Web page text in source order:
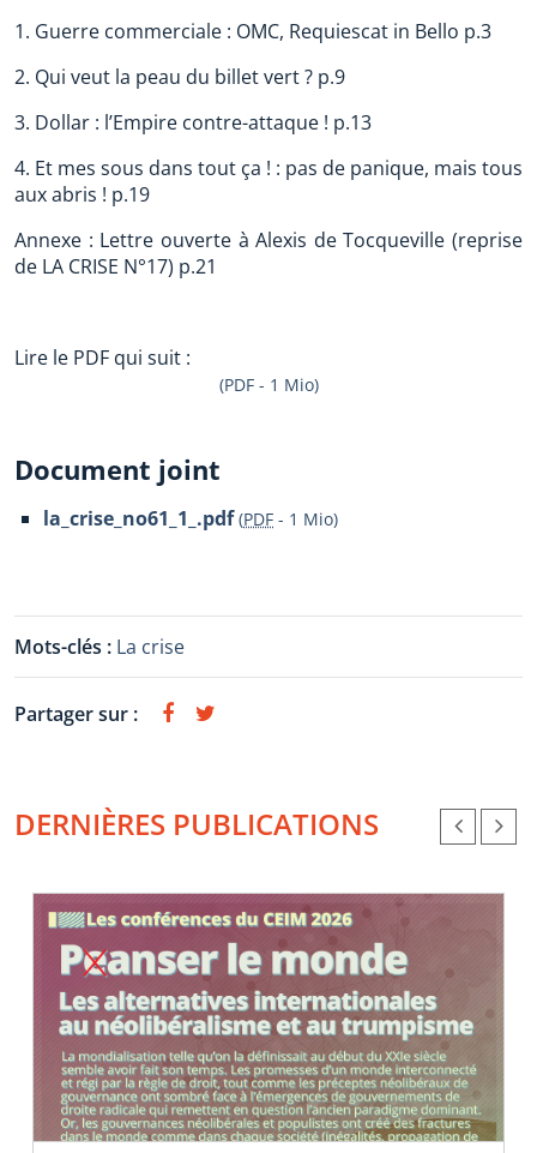
1. Guerre commerciale : OMC, Requiescat in Bello p.3
2. Qui veut la peau du billet vert ? p.9
3. Dollar : l’Empire contre-attaque ! p.13
4. Et mes sous dans tout ça ! : pas de panique, mais tous
aux abris ! p.19
Annexe : Lettre ouverte à Alexis de Tocqueville (reprise
de LA CRISE N°17) p.21
Lire le PDF qui suit :
(PDF - 1 Mio)
Document joint
la_crise_no61_1_.pdf (PDF - 1 Mio)
Mots-clés : La crise
Partager sur :
DERNIÈRES PUBLICATIONS